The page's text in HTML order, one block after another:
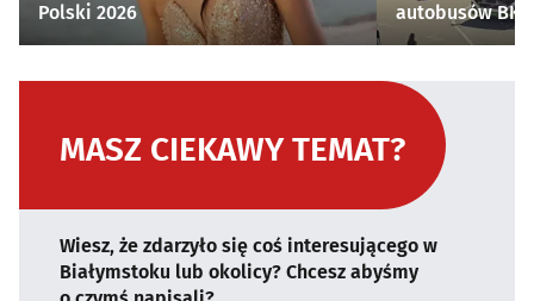
Polski 2026
autobusów
MASZ CIEKAWY TEMAT?
Wiesz, że zdarzyło się coś interesującego w
Białymstoku lub okolicy? Chcesz abyśmy